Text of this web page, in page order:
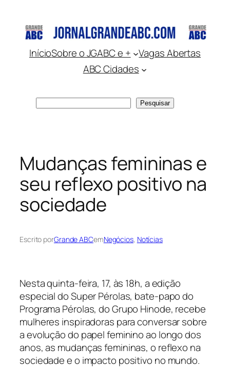
conteúdo
InícioSobre o JGABC e +
Vagas Abertas
ABC Cidades
Pesquisar
Mudanças femininas e
seu reflexo positivo na
sociedade
Escrito porGrande ABCemNegócios, Notícias
Nesta quinta-feira, 17, às 18h, a edição
especial do Super Pérolas, bate-papo do
Programa Pérolas, do Grupo Hinode, recebe
mulheres inspiradoras para conversar sobre
a evolução do papel feminino ao longo dos
anos, as mudanças femininas, o reflexo na
sociedade e o impacto positivo no mundo.